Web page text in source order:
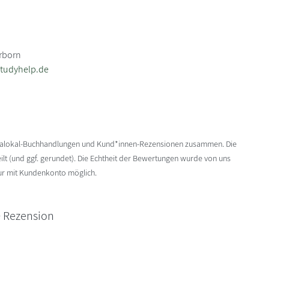
Buchhandlungen und Kund*innen-Rezensionen zusammen. Die
(und ggf. gerundet). Die Echtheit der Bewertungen wurde von uns
mit Kundenkonto möglich.